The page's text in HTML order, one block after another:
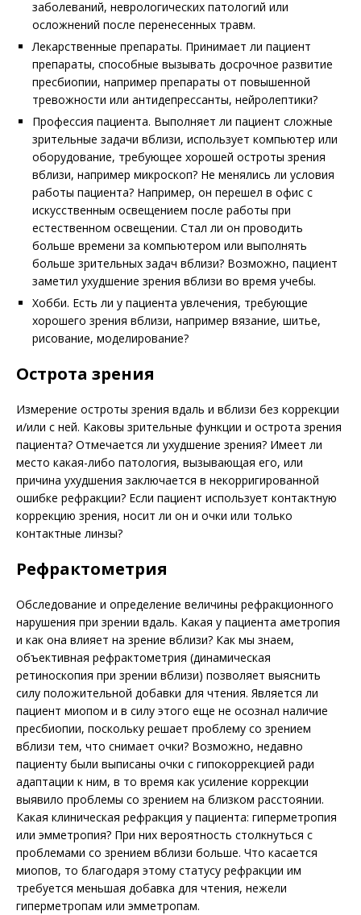
заболеваний, неврологических патологий или
осложнений после перенесенных травм.
Лекарственные препараты. Принимает ли пациент
препараты, способные вызывать досрочное развитие
пресбиопии, например препараты от повышенной
тревожности или антидепрессанты, нейролептики?
Профессия пациента. Выполняет ли пациент сложные
зрительные задачи вблизи, использует компьютер или
оборудование, требующее хорошей остроты зрения
вблизи, например микроскоп? Не менялись ли условия
работы пациента? Например, он перешел в офис с
искусственным освещением после работы при
естественном освещении. Стал ли он проводить
больше времени за компьютером или выполнять
больше зрительных задач вблизи? Возможно, пациент
заметил ухудшение зрения вблизи во время учебы.
Хобби. Есть ли у пациента увлечения, требующие
хорошего зрения вблизи, например вязание, шитье,
рисование, моделирование?
Острота зрения
Измерение остроты зрения вдаль и вблизи без коррекции
и/или с ней. Каковы зрительные функции и острота зрения
пациента? Отмечается ли ухудшение зрения? Имеет ли
место какая-либо патология, вызывающая его, или
причина ухудшения заключается в некорригированной
ошибке рефракции? Если пациент использует контактную
коррекцию зрения, носит ли он и очки или только
контактные линзы?
Рефрактометрия
Обследование и определение величины ре­фракционного
нарушения при зрении вдаль. Какая у пациента аметропия
и как она влияет на зрение вблизи? Как мы знаем,
объективная рефрактометрия (динамическая
ретиноскопия при зрении вблизи) позволяет выяснить
силу положительной добавки для чтения. Является ли
пациент миопом и в силу этого еще не осознал наличие
пресбиопии, поскольку решает проблему со зрением
вблизи тем, что снимает очки? Возможно, недавно
пациенту были выписаны очки с гипокоррекцией ради
адаптации к ним, в то время как усиление коррекции
выявило проблемы со зрением на близком расстоянии.
Какая клиническая рефракция у пациента: гиперметропия
или эмметропия? При них вероятность столкнуться с
проблемами со зрением вблизи больше. Что касается
миопов, то благодаря этому статусу рефракции им
требуется меньшая добавка для чтения, нежели
гиперметропам или эмметропам.